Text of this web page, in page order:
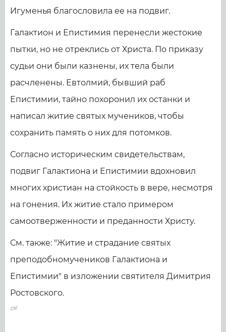
Игуменья благословила ее на подвиг.
Галактион и Епистимия перенесли жестокие
пытки, но не отреклись от Христа. По приказу
судьи они были казнены, их тела были
расчленены. Евтолмий, бывший раб
Епистимии, тайно похоронил их останки и
написал житие святых мучеников, чтобы
сохранить память о них для потомков.
Согласно историческим свидетельствам,
подвиг Галактиона и Епистимии вдохновил
многих христиан на стойкость в вере, несмотря
на гонения. Их житие стало примером
самоотверженности и преданности Христу.
См. также: "Житие и страдание святых
преподобномучеников Галактиона и
Епистимии" в изложении святителя Димитрия
Ростовского.